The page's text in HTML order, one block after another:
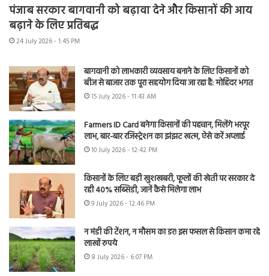
पंजाब सरकार बागवानी को बढ़ावा देने और किसानों की आय
बढ़ाने के लिए प्रतिबद्ध
24 July 2026 - 1:45 PM
बागवानी को लाभकारी व्यवसाय बनाने के लिए किसानों को
बीज से बाजार तक पूरा सहयोग दिया जा रहा है: मोहिंदर भगत
15 July 2026 - 11:43 AM
Farmers ID Card बनेगा किसानों की पहचान, मिलेंगे भरपूर
लाभ, बार-बार रजिस्ट्रेशन का झंझट खत्म, ऐसे करें अप्लाई
10 July 2026 - 12:42 PM
किसानों के लिए बड़ी खुशखबरी, फूलों की खेती पर सरकार दे
रही 40% सब्सिडी, जानें कैसे मिलेगा लाभ
9 July 2026 - 12:46 PM
न मंडी की टेंशन, न मौसम का डर! इस फसल से किसान कमा रहे
लाखों रुपये
8 July 2026 - 6:07 PM